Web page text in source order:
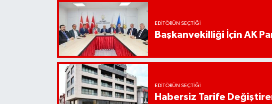
EDITÖRÜN SEÇTIĞI
Başkanvekilliği İçin AK
EDITÖRÜN SEÇTIĞI
Habersiz Tarife